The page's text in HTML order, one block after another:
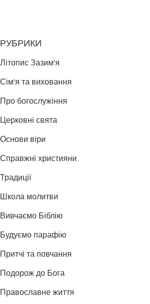
РУБРИКИ
Літопис Зазим'я
Сім'я та виховання
Про богослужіння
Церковні свята
Основи віри
Справжні християни
Традиції
Школа молитви
Вивчаємо Біблію
Будуємо парафію
Притчі та повчання
Подорож до Бога
Православне життя